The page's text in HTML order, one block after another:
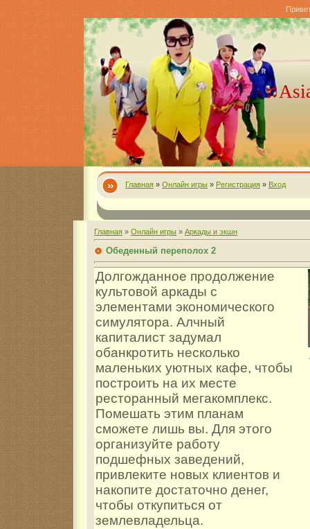
Главная » Онлайн игры » Регистрация » Вход
Главная » Онлайн игры » Аркады и экшн
Обеденный переполох 2
Долгожданное продолжение
культовой аркады с
элементами экономического
симулятора. Алчный
капиталист задумал
обанкротить несколько
маленьких уютных кафе, чтобы
построить на их месте
ресторанный мегакомплекс.
Помешать этим планам
сможете лишь вы. Для этого
организуйте работу
подшефных заведений,
привлеките новых клиентов и
накопите достаточно денег,
чтобы откупиться от
землевладельца.